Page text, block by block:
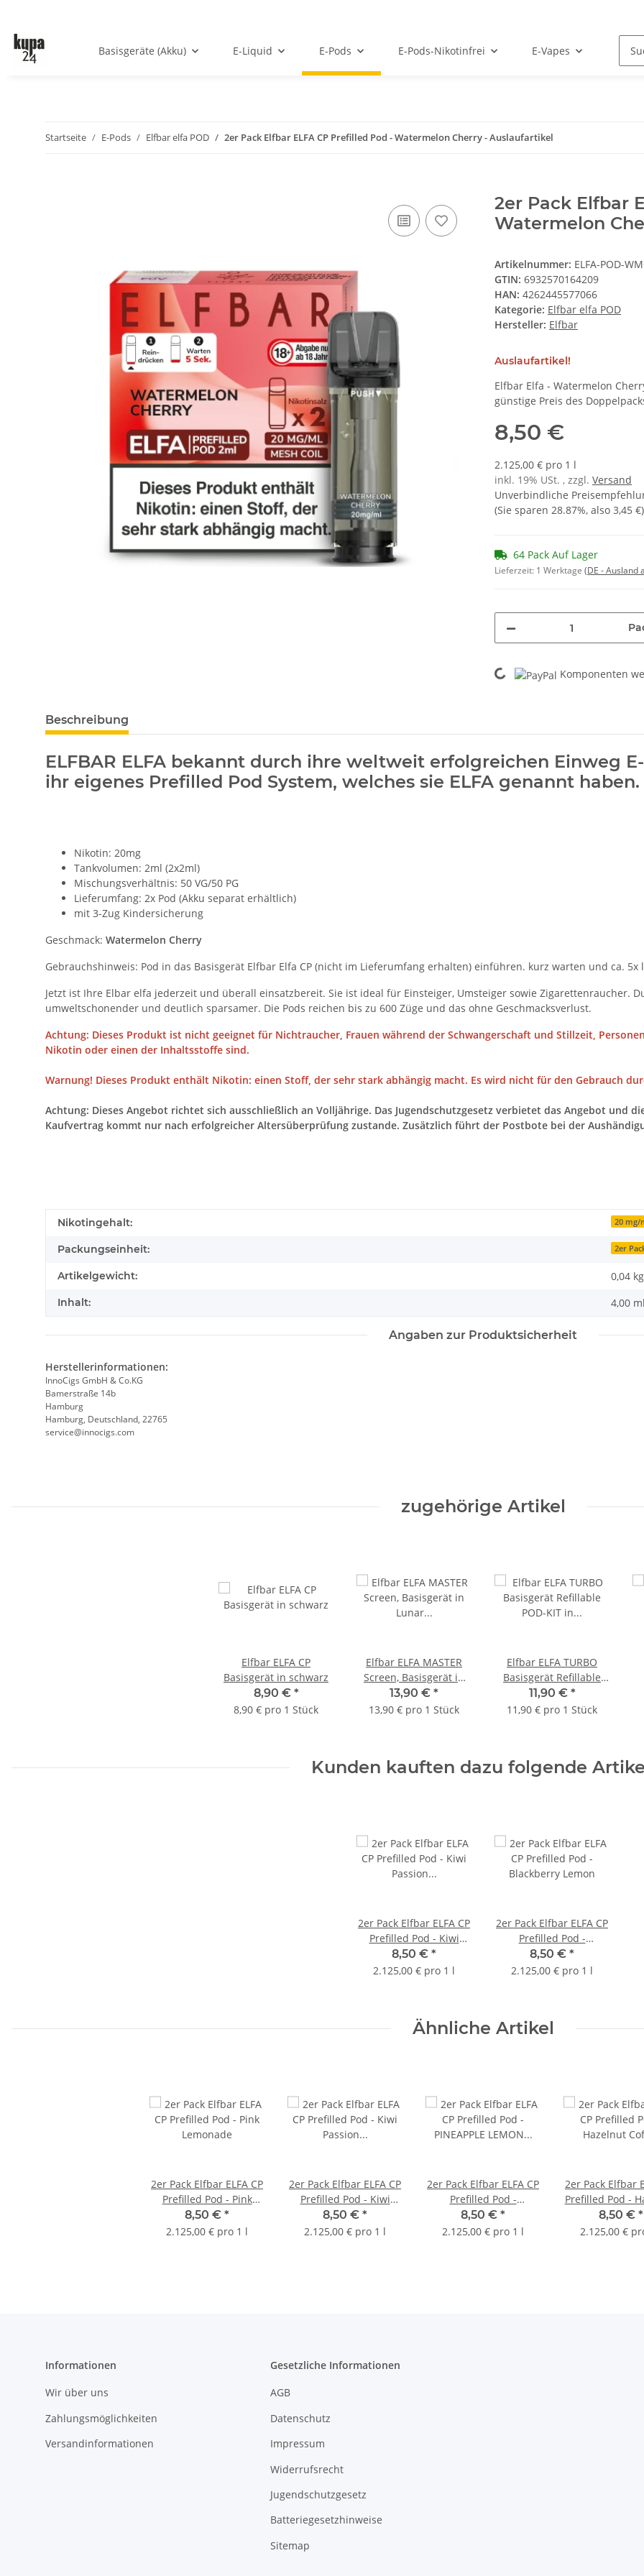
Basisgeräte (Akku) E-Liquid E-Pods E-Pods-Nikotinfrei E-Vapes
Startseite E-Pods Elfbar elfa POD 2er Pack Elfbar ELFA CP Prefilled Pod - Watermelon Cherry - Auslaufartikel
2er Pack Elfbar
Watermelon
Artikelnummer: ELFA-POD-
GTIN: 6932570164209
HAN: 4262445577066
Kategorie: Elfbar elfa POD
Hersteller: Elfbar
Auslaufartikel!
Elfbar Elfa - Watermelon
günstige Preis des
8,50 €
2.125,00 € pro 1 l
inkl. 19% USt. , zzgl. Versand
Unverbindliche
(Sie sparen 28.87%, also 3,45 €)
64 Pack Auf Lager
Lieferzeit: 1 Werktage (DE - Ausland
Loading... Komponenten
Beschreibung
ELFBAR ELFA bekannt durch ihre weltweit erfolgreichen Einweg
ihr eigenes Prefilled Pod System, welches sie ELFA genannt haben.
Nikotin: 20mg
Tankvolumen: 2ml (2x2ml)
Mischungsverhältnis: 50 VG/50 PG
Lieferumfang: 2x Pod (Akku separat erhältlich)
mit 3-Zug Kindersicherung
Geschmack: Watermelon Cherry
Gebrauchshinweis: Pod in das Basisgerät Elfbar Elfa CP (nicht im Lieferumfang erhalten) einführen. kurz warten und ca. 5x
Jetzt ist Ihre Elbar elfa jederzeit und überall einsatzbereit. Sie ist ideal für Einsteiger, Umsteiger sowie Zigarettenraucher.
umweltschonender und deutlich sparsamer. Die Pods reichen bis zu 600 Züge und das ohne Geschmacksverlust.
Achtung: Dieses Produkt ist nicht geeignet für Nichtraucher, Frauen während der Schwangerschaft und Stillzeit,
Nikotin oder einen der Inhaltsstoffe sind.
Warnung! Dieses Produkt enthält Nikotin: einen Stoff, der sehr stark abhängig macht. Es wird nicht für den Gebrauch
Achtung: Dieses Angebot richtet sich ausschließlich an Volljährige. Das Jugendschutzgesetz verbietet das Angebot und
Kaufvertrag kommt nur nach erfolgreicher Altersüberprüfung zustande. Zusätzlich führt der Postbote bei der
Nikotingehalt: 20 mg/
Packungseinheit: 2er
Artikelgewicht: 0,04 kg
Inhalt: 4,00
Angaben zur Produktsicherheit
Herstellerinformationen:
InnoCigs GmbH & Co.KG
Bamerstraße 14b
Hamburg
Hamburg, Deutschland, 22765
service@innocigs.com
zugehörige Artikel
Elfbar ELFA CP
Basisgerät in schwarz
8,90 € *
8,90 € pro 1 Stück
Elfbar ELFA MASTER
Screen, Basisgerät in
Lunar Silver, 9-18 Watt
13,90 € *
13,90 € pro 1 Stück
Elfbar ELFA TURBO
Basisgerät Refillable
POD-KIT in
Auroraschwarz
11,90 € *
11,90 € pro 1 Stück
Kunden kauften dazu folgende
2er Pack Elfbar ELFA CP
Prefilled Pod - Kiwi
Passion Fruit Guave
8,50 € *
2.125,00 € pro 1 l
2er Pack Elfbar ELFA CP
Prefilled Pod -
Blackberry Lemon
8,50 € *
2.125,00 € pro 1 l
Ähnliche Artikel
2er Pack Elfbar ELFA CP
Prefilled Pod - Pink
Lemonade
8,50 € *
2.125,00 € pro 1 l
2er Pack Elfbar ELFA CP
Prefilled Pod - Kiwi
Passion Fruit Guave
8,50 € *
2.125,00 € pro 1 l
2er Pack Elfbar ELFA CP
Prefilled Pod -
PINEAPPLE LEMON QI -
Auslaufartikel
8,50 € *
2.125,00 € pro 1 l
2er Pack Elfbar
Prefilled Pod -
Coffee
8,50 € *
2.125,00 €
Informationen
Wir über uns
Zahlungsmöglichkeiten
Versandinformationen
Gesetzliche Informationen
AGB
Datenschutz
Impressum
Widerrufsrecht
Jugendschutzgesetz
Batteriegesetzhinweise
Sitemap